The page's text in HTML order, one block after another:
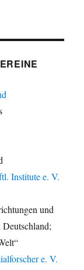
Institute e. V.
und
e. V.